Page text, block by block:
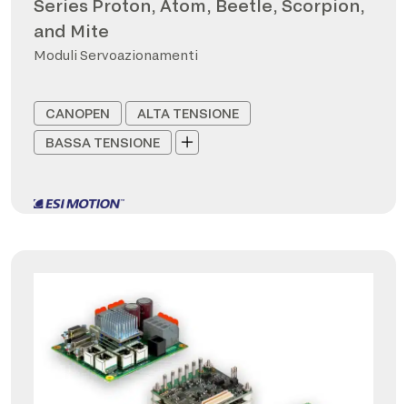
Series Proton, Atom, Beetle, Scorpion,
and Mite
Moduli Servoazionamenti
CANOPEN
ALTA TENSIONE
BASSA TENSIONE